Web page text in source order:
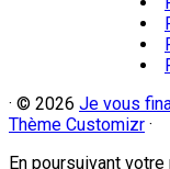
· © 2026 Je vous
Thème Customizr ·
En poursuivant